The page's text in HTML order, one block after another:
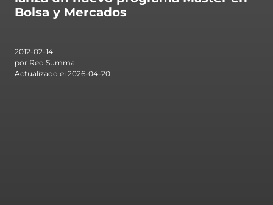
Bolsa y Mercados
2012-02-14
por Red Summa
Actualizado el 2026-04-20